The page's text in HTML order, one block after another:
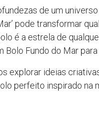
de um
pode transformar
é a estrela de
Bolo Fundo do Mar
explorar ideias
perfeito inspirado na